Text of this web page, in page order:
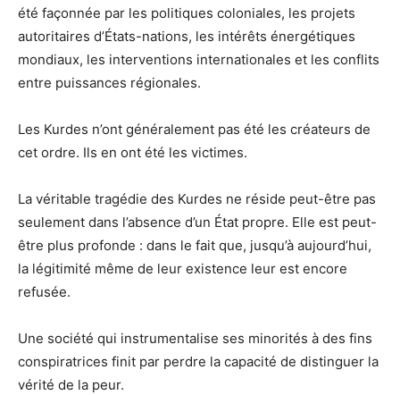
été façonnée par les politiques coloniales, les projets
autoritaires d’États-nations, les intérêts énergétiques
mondiaux, les interventions internationales et les conflits
entre puissances régionales.
Les Kurdes n’ont généralement pas été les créateurs de
cet ordre. Ils en ont été les victimes.
La véritable tragédie des Kurdes ne réside peut-être pas
seulement dans l’absence d’un État propre. Elle est peut-
être plus profonde : dans le fait que, jusqu’à aujourd’hui,
la légitimité même de leur existence leur est encore
refusée.
Une société qui instrumentalise ses minorités à des fins
conspiratrices finit par perdre la capacité de distinguer la
vérité de la peur.